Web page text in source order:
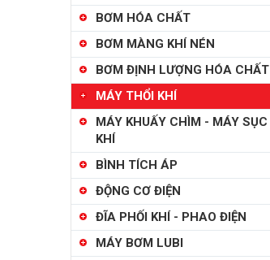
BƠM HÓA CHẤT
BƠM MÀNG KHÍ NÉN
BƠM ĐỊNH LƯỢNG HÓA CHẤT
MÁY THỔI KHÍ
MÁY KHUẤY CHÌM - MÁY SỤC
KHÍ
BÌNH TÍCH ÁP
ĐỘNG CƠ ĐIỆN
ĐĨA PHỐI KHÍ - PHAO ĐIỆN
MÁY BƠM LUBI